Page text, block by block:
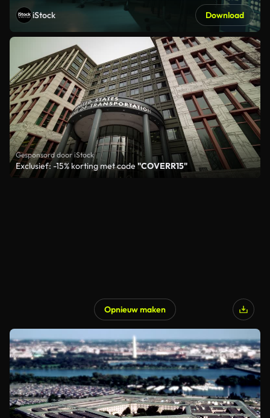
iStock Download
Gesponsord door iStock
Exclusief: -15% korting met code "COVERR15"
Opnieuw maken